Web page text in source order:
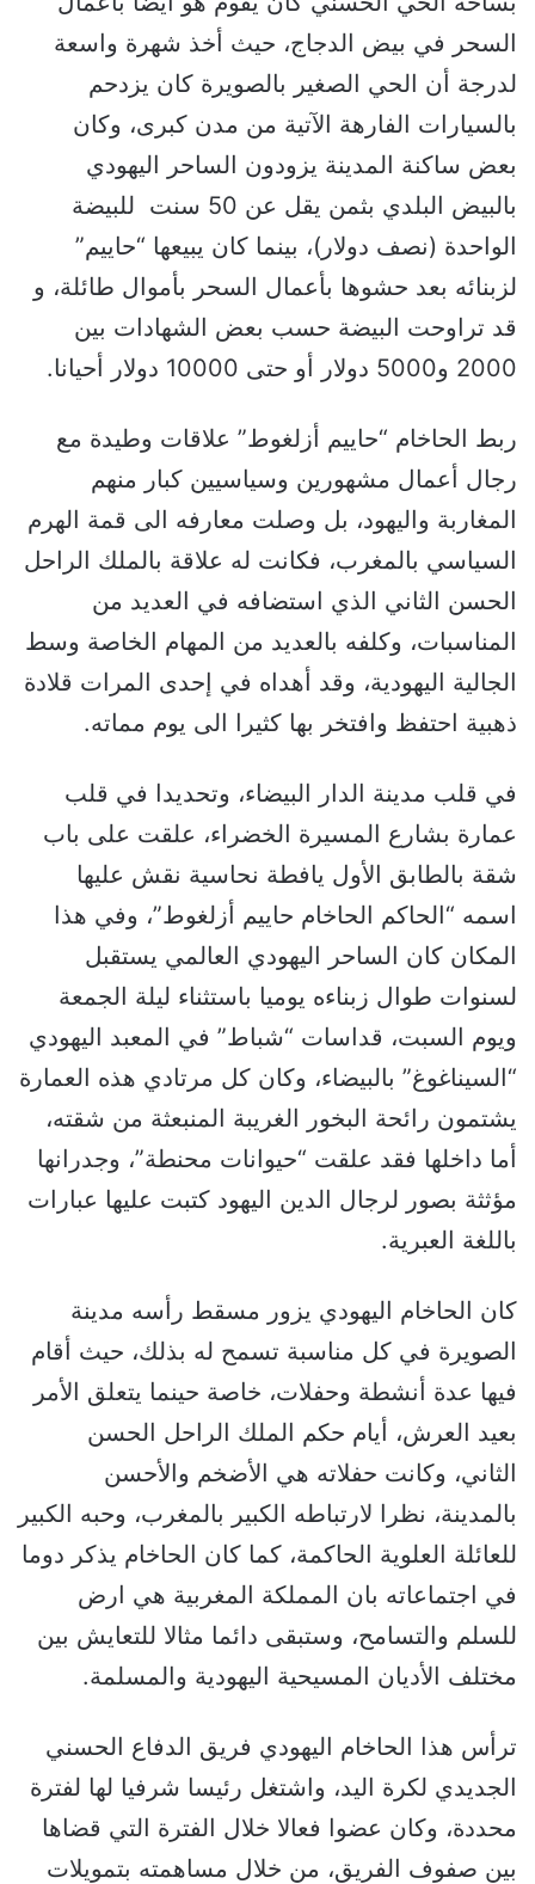
السحر في بيض الدجاج، حيث أخذ شهرة واسعة
لدرجة أن الحي الصغير بالصويرة كان يزدحم
بالسيارات الفارهة الآتية من مدن كبرى، وكان
بعض ساكنة المدينة يزودون الساحر اليهودي
بالبيض البلدي بثمن يقل عن 50 سنت للبيضة
الواحدة (نصف دولار)، بينما كان يبيعها “حاييم”
لزبنائه بعد حشوها بأعمال السحر بأموال طائلة، و
قد تراوحت البيضة حسب بعض الشهادات بين
2000 و5000 دولار أو حتى 10000 دولار أحيانا.
ربط الحاخام “حاييم أزلغوط” علاقات وطيدة مع
رجال أعمال مشهورين وسياسيين كبار منهم
المغاربة واليهود، بل وصلت معارفه الى قمة الهرم
السياسي بالمغرب، فكانت له علاقة بالملك الراحل
الحسن الثاني الذي استضافه في العديد من
المناسبات، وكلفه بالعديد من المهام الخاصة وسط
الجالية اليهودية، وقد أهداه في إحدى المرات قلادة
ذهبية احتفظ وافتخر بها كثيرا الى يوم مماته.
في قلب مدينة الدار البيضاء، وتحديدا في قلب
عمارة بشارع المسيرة الخضراء، علقت على باب
شقة بالطابق الأول يافطة نحاسية نقش عليها
اسمه “الحاكم الحاخام حاييم أزلغوط”، وفي هذا
المكان كان الساحر اليهودي العالمي يستقبل
لسنوات طوال زبناءه يوميا باستثناء ليلة الجمعة
ويوم السبت، قداسات “شباط” في المعبد اليهودي
“السيناغوغ” بالبيضاء، وكان كل مرتادي هذه العمارة
يشتمون رائحة البخور الغريبة المنبعثة من شقته،
أما داخلها فقد علقت “حيوانات محنطة”، وجدرانها
مؤثثة بصور لرجال الدين اليهود كتبت عليها عبارات
باللغة العبرية.
كان الحاخام اليهودي يزور مسقط رأسه مدينة
الصويرة في كل مناسبة تسمح له بذلك، حيث أقام
فيها عدة أنشطة وحفلات، خاصة حينما يتعلق الأمر
بعيد العرش، أيام حكم الملك الراحل الحسن
الثاني، وكانت حفلاته هي الأضخم والأحسن
بالمدينة، نظرا لارتباطه الكبير بالمغرب، وحبه الكبير
للعائلة العلوية الحاكمة، كما كان الحاخام يذكر دوما
في اجتماعاته بان المملكة المغربية هي ارض
للسلم والتسامح، وستبقى دائما مثالا للتعايش بين
مختلف الأديان المسيحية اليهودية والمسلمة.
ترأس هذا الحاخام اليهودي فريق الدفاع الحسني
الجديدي لكرة اليد، واشتغل رئيسا شرفيا لها لفترة
محددة، وكان عضوا فعالا خلال الفترة التي قضاها
بين صفوف الفريق، من خلال مساهمته بتمويلات